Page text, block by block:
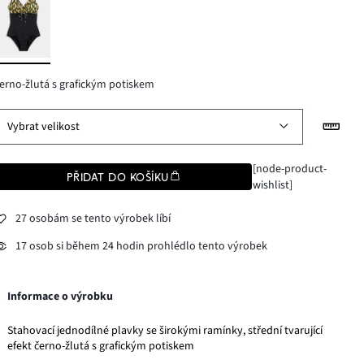
žlutá s grafickým potiskem
Vybrat velikost
PŘIDAT DO KOŠÍKU
[node-product-
wishlist]
27 osobám se tento výrobek líbí
17 osob si během 24 hodin prohlédlo tento výrobek
Informace o výrobku
Stahovací jednodílné plavky se širokými ramínky, střední tvarující
efekt černo-žlutá s grafickým potiskem